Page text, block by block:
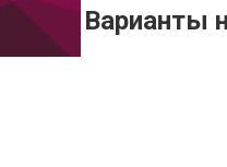
Варианты